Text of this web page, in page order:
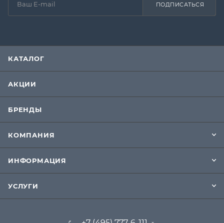
ПОДПИСАТЬСЯ
КАТАЛОГ
АКЦИИ
БРЕНДЫ
КОМПАНИЯ
ИНФОРМАЦИЯ
УСЛУГИ